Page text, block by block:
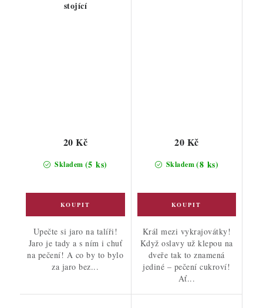
stojící
Skladem (5 ks)
20 Kč
Upečte si jaro na talíři!
Jaro je tady a s ním i chuť
na pečení! A co by to bylo
za jaro bez...
Skladem(8 ks)
20 Kč
Král mezi vykrajovátky!
Když oslavy už klepou na
dveře tak to znamená
jediné – pečení cukroví!
Ať...